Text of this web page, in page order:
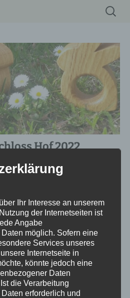
Suchen
nach:
Hof 2022
kommt.
Ostermarkt im schönen
Ihr Interesse an unserem
der Internetseiten ist
Angabe
möglich. Sofern eine
Services unseres
Internetseite in
könnte jedoch eine
Daten
die Verarbeitung
erforderlich und